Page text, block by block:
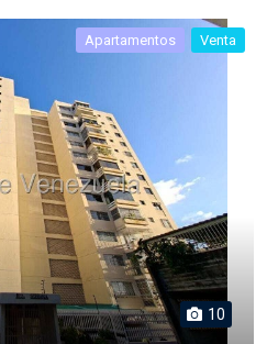
Apartamentos Venta
10